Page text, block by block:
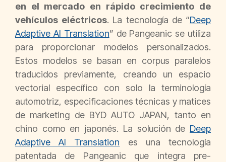
en el mercado en rápido crecimiento de
vehículos eléctricos. La tecnología de “Deep
Adaptive AI Translation” de Pangeanic se utiliza
para proporcionar modelos personalizados.
Estos modelos se basan en corpus paralelos
traducidos previamente, creando un espacio
vectorial específico con solo la terminología
automotriz, especificaciones técnicas y matices
de marketing de BYD AUTO JAPAN, tanto en
chino como en japonés. La solución de Deep
Adaptive AI Translation es una tecnología
patentada de Pangeanic que integra pre-